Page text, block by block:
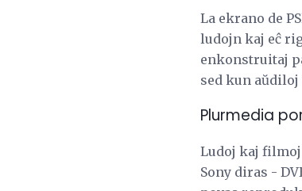
La ekrano de
ludojn kaj eĉ
enkonstruitaj
sed kun
Plurmedia
Ludoj kaj filmoj
Sony diras -